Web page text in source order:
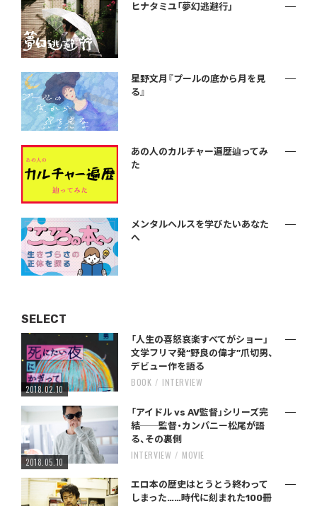
ヒナタミユ「夢幻逃避行」
星野文月『プールの底から月を見
る』
あの人のカルチャー遍歴辿ってみ
た
メンタルヘルスを学びたいあなた
へ
SELECT
2018.02.10
「人生の喜怒哀楽すべてがショー」
文学フリマ発“野良の偉才”爪切男、
デビュー作を語る
BOOK INTERVIEW
2018.05.10
「アイドル vs AV監督」シリーズ完
結──監督・カンパニー松尾が語
る、その裏側
INTERVIEW MOVIE
エロ本の歴史はとうとう終わって
しまった……時代に刻まれた100冊